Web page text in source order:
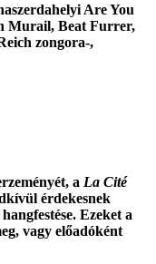
Are You
Murail, Beat Furrer,
zongora-,
a La Cité
érdekesnek
Ezeket a
vagy előadóként